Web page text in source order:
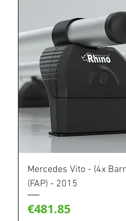
Mercedes Vito - (4x
(FAP) - 2015
Price
€481.85